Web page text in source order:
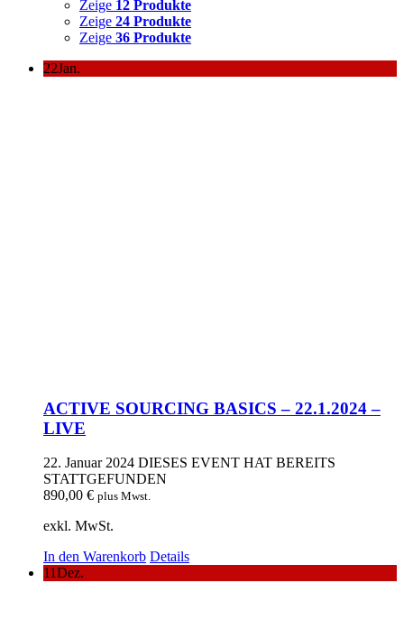
Zeige 12 Produkte
Zeige 24 Produkte
Zeige 36 Produkte
22Jan.
ACTIVE SOURCING BASICS – 22.1.2024 –
LIVE
22. Januar 2024 DIESES EVENT HAT BEREITS
STATTGEFUNDEN
890,00 € plus Mwst.
exkl. MwSt.
In den Warenkorb Details
11Dez.